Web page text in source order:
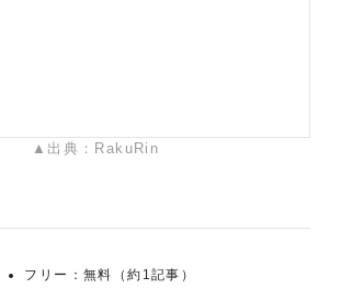
▲出典：RakuRin
フリー：無料（約1記事）